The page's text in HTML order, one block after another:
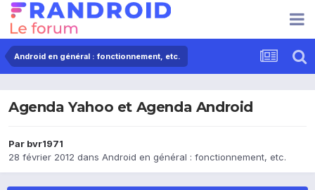
Android en général : fonctionnement, etc.
Agenda Yahoo et Agenda Android
Par bvr1971
28 février 2012 dans Android en général : fonctionnement, etc.